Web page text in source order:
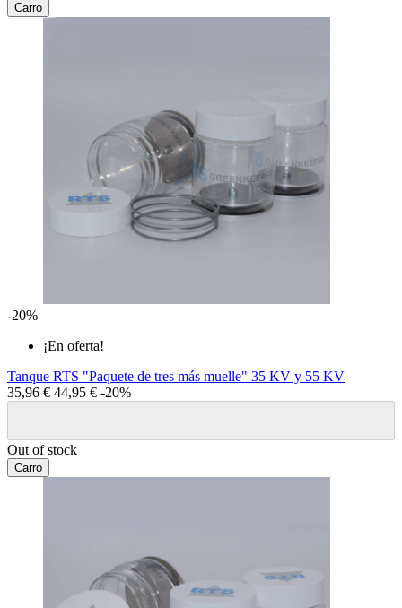
Carro
-20%
¡En oferta!
Tanque RTS "Paquete de tres más muelle" 35 KV y 55 KV
35,96 € 44,95 € -20%
Out of stock
Carro